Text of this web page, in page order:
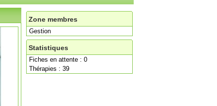
Zone membres
Gestion
Statistiques
Fiches en attente : 0
Thérapies : 39